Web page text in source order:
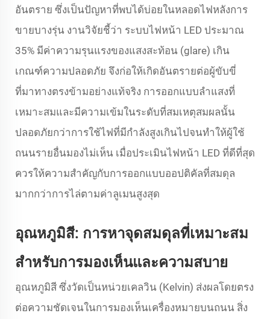
อันตราย ซึ่งเป็นปัญหาที่พบได้บ่อยในหลอดไฟหลังการ
ขายบางรุ่น งานวิจัยชี้ว่า ระบบไฟหน้า LED ประมาณ
35% มีค่าความรุนแรงของแสงสะท้อน (glare) เกิน
เกณฑ์ความปลอดภัย จึงก่อให้เกิดอันตรายต่อผู้ขับขี่
ที่มาทางตรงข้ามอย่างแท้จริง การออกแบบลำแสงที่
เหมาะสมและมีความเข้มในระดับที่สมเหตุสมผลนั้น
ปลอดภัยกว่าการใช้ไฟที่มีกำลังสูงเกินไปจนทำให้ผู้ใช้
ถนนรายอื่นมองไม่เห็น เมื่อประเมินไฟหน้า LED ที่ดีที่สุด
ควรให้ความสำคัญกับการออกแบบออปติคัลที่สมดุล
มากกว่าการไล่ตามค่าลูเมนสูงสุด
อุณหภูมิสี: การหาจุดสมดุลที่เหมาะสม
สำหรับการมองเห็นและความสบาย
อุณหภูมิสี ซึ่งวัดเป็นหน่วยเคลวิน (Kelvin) ส่งผลโดยตรง
ต่อความชัดเจนในการมองเห็นเครื่องหมายบนถนน สิ่ง